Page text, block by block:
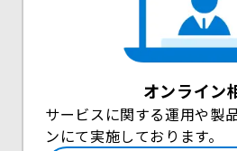
オンライン
サービスに関する運用や製
ンにて実施しております。